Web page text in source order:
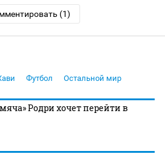
(1)
Футбол Остальной мир
Родри хочет перейти в